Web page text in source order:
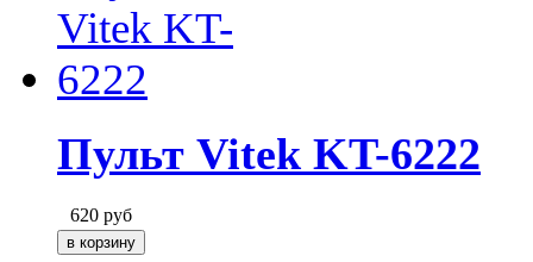
Пульт Vitek KT-6222
620 руб